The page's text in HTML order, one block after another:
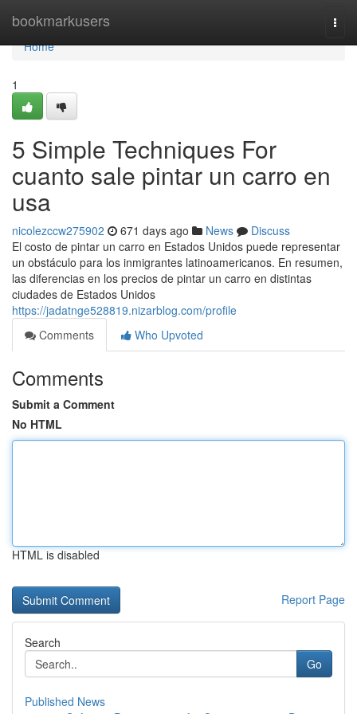
bookmarkusers
Home
Home
1
5 Simple Techniques For
cuanto sale pintar un carro en
usa
nicolezccw275902 671 days ago News
Discuss
El costo de pintar un carro en Estados Unidos puede representar
un obstáculo para los inmigrantes latinoamericanos. En resumen,
las diferencias en los precios de pintar un carro en distintas
ciudades de Estados Unidos
https://jadatnge528819.nizarblog.com/profile
Comments
Who Upvoted
Comments
Submit a Comment
No HTML
HTML is disabled
Report Page
Search
Go
Published News